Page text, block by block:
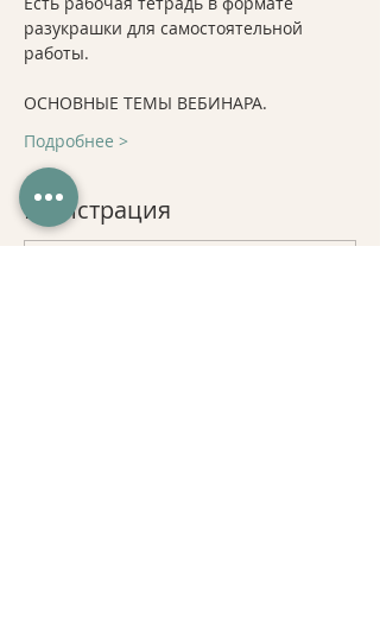
разукрашки для самостоятельной
работы.
ОСНОВНЫЕ ТЕМЫ ВЕБИНАРА.
Подробнее >
Регистрация